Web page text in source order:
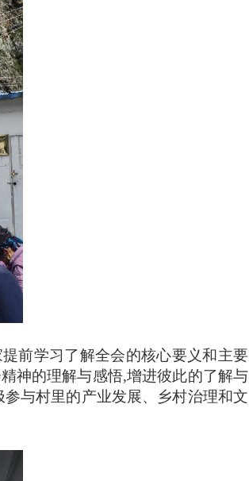
前学习了解全会的核心要义和主要
神的理解与感悟,增进彼此的了解与
与村里的产业发展、乡村治理和文